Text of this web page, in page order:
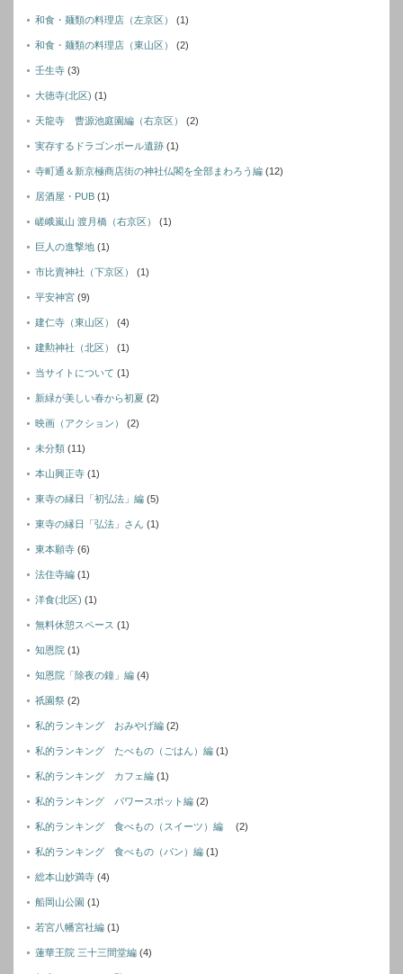
和食・麺類の料理店（左京区） (1)
和食・麺類の料理店（東山区） (2)
壬生寺 (3)
大徳寺(北区) (1)
天龍寺 曹源池庭園編（右京区） (2)
実存するドラゴンボール遺跡 (1)
寺町通＆新京極商店街の神社仏閣を全部まわろう編 (12)
居酒屋・PUB (1)
嵯峨嵐山 渡月橋（右京区） (1)
巨人の進撃地 (1)
市比賣神社（下京区） (1)
平安神宮 (9)
建仁寺（東山区） (4)
建勲神社（北区） (1)
当サイトについて (1)
新緑が美しい春から初夏 (2)
映画（アクション） (2)
未分類 (11)
本山興正寺 (1)
東寺の縁日「初弘法」編 (5)
東寺の縁日「弘法」さん (1)
東本願寺 (6)
法住寺編 (1)
洋食(北区) (1)
無料休憩スペース (1)
知恩院 (1)
知恩院「除夜の鐘」編 (4)
祇園祭 (2)
私的ランキング おみやげ編 (2)
私的ランキング たべもの（ごはん）編 (1)
私的ランキング カフェ編 (1)
私的ランキング パワースポット編 (2)
私的ランキング 食べもの（スイーツ）編 (2)
私的ランキング 食べもの（パン）編 (1)
総本山妙満寺 (4)
船岡山公園 (1)
若宮八幡宮社編 (1)
蓮華王院 三十三間堂編 (4)